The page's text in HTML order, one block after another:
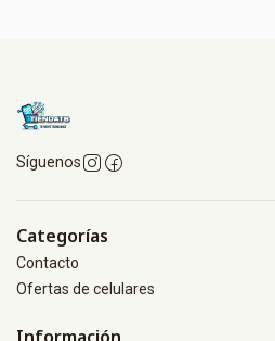
Síguenos
Categorías
Contacto
Ofertas de celulares